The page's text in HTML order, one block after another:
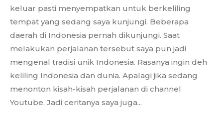
keluar pasti menyempatkan untuk berkeliling
tempat yang sedang saya kunjungi. Beberapa
daerah di Indonesia pernah dikunjungi. Saat
melakukan perjalanan tersebut saya pun jadi
mengenal tradisi unik Indonesia. Rasanya ingin deh
keliling Indonesia dan dunia. Apalagi jika sedang
menonton kisah-kisah perjalanan di channel
Youtube. Jadi ceritanya saya juga...